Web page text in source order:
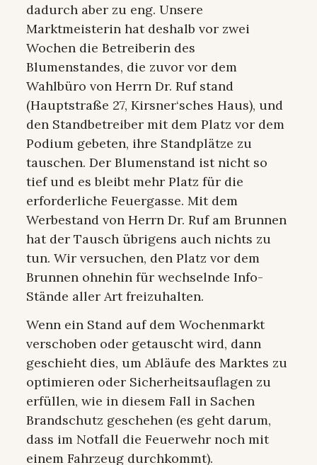
dadurch aber zu eng. Unsere
Marktmeisterin hat deshalb vor zwei
Wochen die Betreiberin des
Blumenstandes, die zuvor vor dem
Wahlbüro von Herrn Dr. Ruf stand
(Hauptstraße 27, Kirsner‘sches Haus), und
den Standbetreiber mit dem Platz vor dem
Podium gebeten, ihre Standplätze zu
tauschen. Der Blumenstand ist nicht so
tief und es bleibt mehr Platz für die
erforderliche Feuergasse. Mit dem
Werbestand von Herrn Dr. Ruf am Brunnen
hat der Tausch übrigens auch nichts zu
tun. Wir versuchen, den Platz vor dem
Brunnen ohnehin für wechselnde Info-
Stände aller Art freizuhalten.
Wenn ein Stand auf dem Wochenmarkt
verschoben oder getauscht wird, dann
geschieht dies, um Abläufe des Marktes zu
optimieren oder Sicherheitsauflagen zu
erfüllen, wie in diesem Fall in Sachen
Brandschutz geschehen (es geht darum,
dass im Notfall die Feuerwehr noch mit
einem Fahrzeug durchkommt).